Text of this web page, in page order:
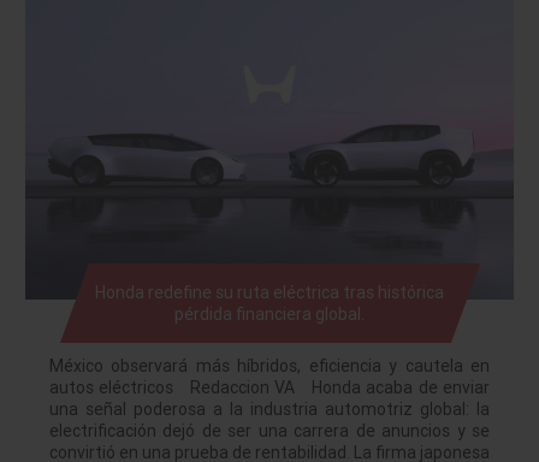
Honda redefine su ruta eléctrica tras histórica
pérdida financiera global.
México observará más híbridos, eficiencia y cautela en
autos eléctricos Redaccion VA Honda acaba de enviar
una señal poderosa a la industria automotriz global: la
electrificación dejó de ser una carrera de anuncios y se
convirtió en una prueba de rentabilidad. La firma japonesa